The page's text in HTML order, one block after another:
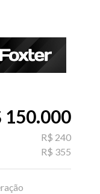
150.000
R$ 240
R$ 355